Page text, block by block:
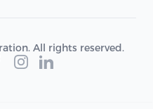
All rights reserved.